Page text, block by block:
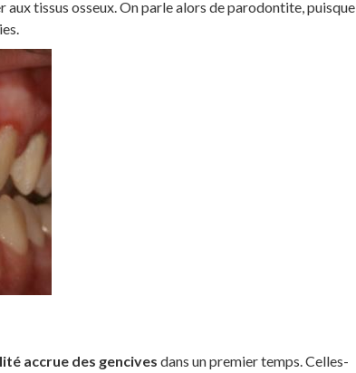
tissus osseux. On parle alors de parodontite, puisque
accrue des gencives dans un premier temps. Celles-